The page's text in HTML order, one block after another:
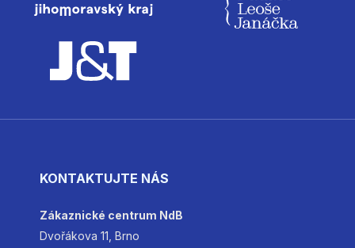
KONTAKTUJTE NÁS
Zákaznické centrum NdB
Dvořákova 11, Brno